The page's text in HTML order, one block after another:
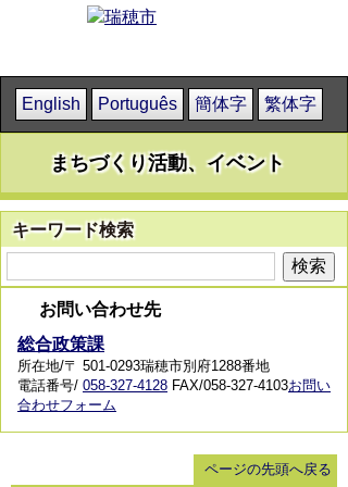
English Português 簡体字 繁体字
まちづくり活動、イベント
キーワード検索
お問い合わせ先
総合政策課
所在地/〒 501-0293瑞穂市別府1288番地
電話番号/ 058-327-4128 FAX/058-327-4103お問い
合わせフォーム
ページの先頭へ戻る